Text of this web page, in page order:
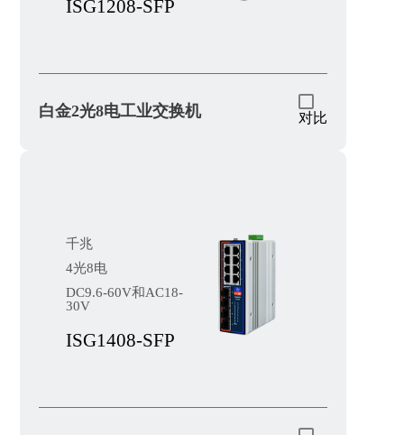
ISG1208-SFP
白金2光8电工业交换机 对比
千兆
4光8电
DC9.6-60V和AC18-
30V
ISG1408-SFP